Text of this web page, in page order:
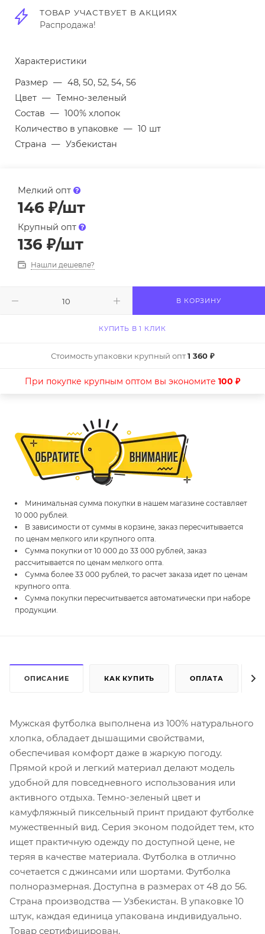
ТОВАР УЧАСТВУЕТ В АКЦИЯХ
Распродажа!
Характеристики
Размер — 48, 50, 52, 54, 56
Цвет — Темно-зеленый
Состав — 100% хлопок
Количество в упаковке — 10 шт
Страна — Узбекистан
Мелкий опт
146 ₽/шт
Крупный опт
136 ₽/шт
Нашли дешевле?
В КОРЗИНУ
КУПИТЬ В 1 КЛИК
Стоимость упаковки крупный опт1 360 ₽
При покупке крупным оптом вы экономите 100 ₽
Минимальная сумма покупки в нашем магазине составляет
10 000 рублей.
В зависимости от суммы в корзине, заказ пересчитывается
по ценам мелкого или крупного опта.
Сумма покупки от 10 000 до 33 000 рублей, заказ
рассчитывается по ценам мелкого опта.
Сумма более 33 000 рублей, то расчет заказа идет по ценам
крупного опта.
Сумма покупки пересчитывается автоматически при наборе
продукции.
ОПИСАНИЕ КАК КУПИТЬ ОПЛАТА
Мужская футболка выполнена из 100% натурального
хлопка, обладает дышащими свойствами,
обеспечивая комфорт даже в жаркую погоду.
Прямой крой и легкий материал делают модель
удобной для повседневного использования или
активного отдыха. Темно-зеленый цвет и
камуфляжный пиксельный принт придают футболке
мужественный вид. Серия эконом подойдет тем, кто
ищет практичную одежду по доступной цене, не
теряя в качестве материала. Футболка в отлично
сочетается с джинсами или шортами. Футболка
полноразмерная. Доступна в размерах от 48 до 56.
Страна производства — Узбекистан. В упаковке 10
штук, каждая единица упакована индивидуально.
Товар сертифицирован.